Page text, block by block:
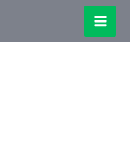
Main